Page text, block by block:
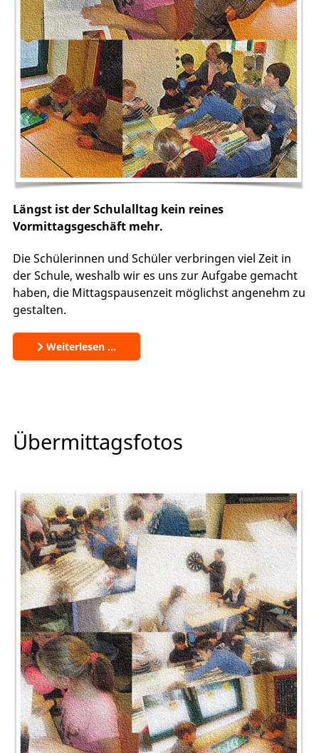
Längst ist der Schulalltag kein reines
Vormittagsgeschäft mehr.
Die Schülerinnen und Schüler verbringen viel Zeit in
der Schule, weshalb wir es uns zur Aufgabe gemacht
haben, die Mittagspausenzeit möglichst angenehm zu
gestalten.
Weiterlesen …
Übermittagsfotos